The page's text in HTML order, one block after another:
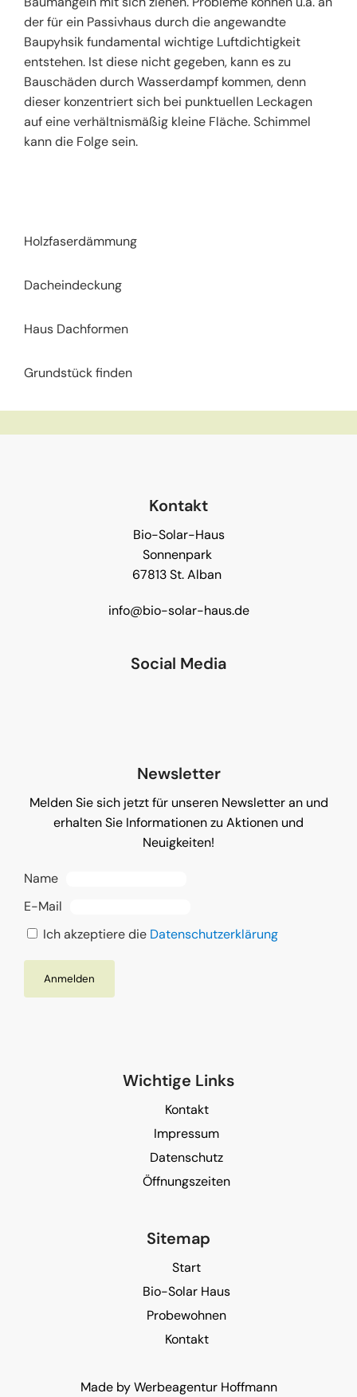
der für ein Passivhaus durch die angewandte
Baupyhsik fundamental wichtige Luftdichtigkeit
entstehen. Ist diese nicht gegeben, kann es zu
Bauschäden durch Wasserdampf kommen, denn
dieser konzentriert sich bei punktuellen Leckagen
auf eine verhältnismäßig kleine Fläche. Schimmel
kann die Folge sein.
Holzfaserdämmung
Dacheindeckung
Haus Dachformen
Grundstück finden
Kontakt
Bio-Solar-Haus
Sonnenpark
67813 St. Alban
info@bio-solar-haus.de
Social Media
Newsletter
Melden Sie sich jetzt für unseren Newsletter an und
erhalten Sie Informationen zu Aktionen und
Neuigkeiten!
Name
E-Mail
Ich akzeptiere die Datenschutzerklärung
Wichtige Links
Kontakt
Impressum
Datenschutz
Öffnungszeiten
Sitemap
Start
Bio-Solar Haus
Probewohnen
Kontakt
Made byWerbeagentur Hoffmann